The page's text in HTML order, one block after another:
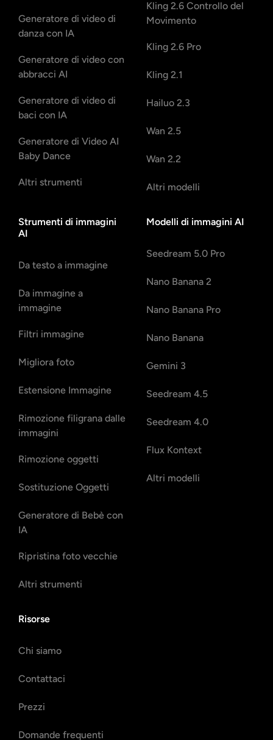
Generatore di video di
danza con IA
Generatore di video con
abbracci AI
Generatore di video di
baci con IA
Generatore di Video AI
Baby Dance
Altri strumenti
Kling 2.6 Controllo del
Movimento
Kling 2.6 Pro
Kling 2.1
Hailuo 2.3
Wan 2.5
Wan 2.2
Altri modelli
Strumenti di immagini
AI
Da testo a immagine
Da immagine a
immagine
Filtri immagine
Migliora foto
Estensione Immagine
Rimozione filigrana dalle
immagini
Rimozione oggetti
Sostituzione Oggetti
Generatore di Bebè con
IA
Ripristina foto vecchie
Altri strumenti
Modelli di immagini AI
Seedream 5.0 Pro
Nano Banana 2
Nano Banana Pro
Nano Banana
Gemini 3
Seedream 4.5
Seedream 4.0
Flux Kontext
Altri modelli
Risorse
Chi siamo
Contattaci
Prezzi
Domande frequenti